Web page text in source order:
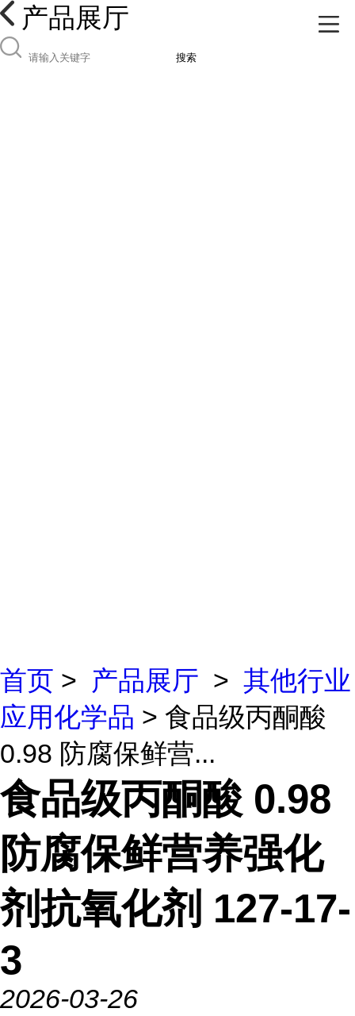
产品展厅
搜索
首页 > 产品展厅 > 其他行业
应用化学品 > 食品级丙酮酸
0.98 防腐保鲜营...
食品级丙酮酸 0.98
防腐保鲜营养强化
剂抗氧化剂 127-17-
3
2026-03-26